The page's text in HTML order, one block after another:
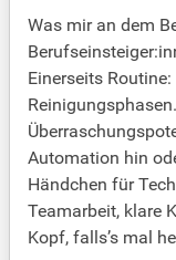
Was mir an dem
Einerseits
Automation hin
Händchen für
Teamarbeit, klare
Kopf, falls’s mal